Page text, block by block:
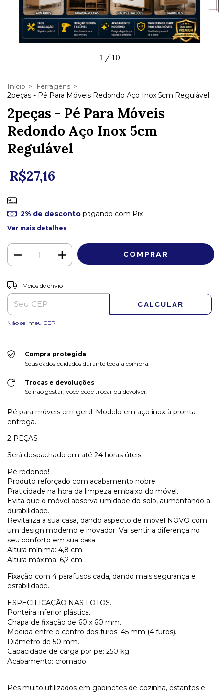
1 / 10
Início > Ferragens >
2peças - Pé Para Móveis Redondo Aço Inox 5cm Regulável
2peças - Pé Para Móveis
Redondo Aço Inox 5cm
Regulável
R$27,16
2% de descontopagando com Pix
Ver mais detalhes
Entregas para o CEP:
Meios de envio
CALCULAR
Não sei meu CEP
Compra protegida
Seus dados cuidados durante toda a compra.
Trocas e devoluções
Se não gostar, você pode trocar ou devolver.
Pé para móveis em geral. Modelo em aço inox à pronta
entrega.
2 PEÇAS
Será despachado em até 24 horas úteis.
Pé redondo!
Produto reforçado com acabamento nobre.
Praticidade na hora da limpeza embaixo do móvel.
Evita que o móvel absorva umidade do solo, aumentando a
durabilidade.
Revitaliza a sua casa, dando aspecto de móvel NOVO com
um design moderno e inovador. Vai sentir a diferença no
seu conforto em sua casa.
Altura mínima: 4,8 cm.
Altura máxima: 6,2 cm.
Fixação com 4 parafusos cada, dando mais segurança e
estabilidade.
ESPECIFICAÇÃO NAS FOTOS.
Ponteira inferior plástica.
Chapa de fixação de 60 x 60 mm.
Medida entre o centro dos furos: 45 mm (4 furos).
Diâmetro de 50 mm.
Capacidade de carga por pé: 250 kg.
Acabamento: cromado.
Pés muito utilizados em gabinetes de cozinha, estantes e